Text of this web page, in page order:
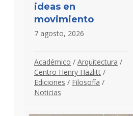
ideas en
movimiento
7 agosto, 2026
Académico / Arquitectura /
Centro Henry Hazlitt /
Ediciones / Filosofía /
Noticias